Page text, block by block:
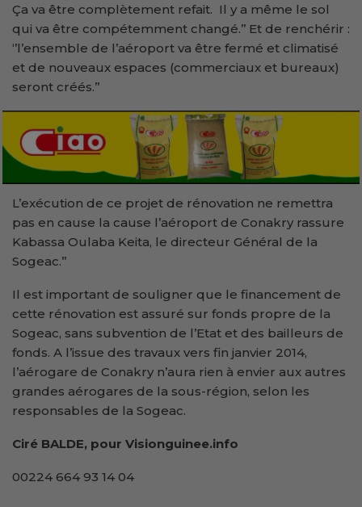
Ça va être complètement refait. Il y a même le sol
qui va être compétemment changé.’’ Et de renchérir :
‘’l’ensemble de l’aéroport va être fermé et climatisé
et de nouveaux espaces (commerciaux et bureaux)
seront créés.’’
L’exécution de ce projet de rénovation ne remettra
pas en cause la cause l’aéroport de Conakry rassure
Kabassa Oulaba Keita, le directeur Général de la
Sogeac.’’
Il est important de souligner que le financement de
cette rénovation est assuré sur fonds propre de la
Sogeac, sans subvention de l’Etat et des bailleurs de
fonds. A l’issue des travaux vers fin janvier 2014,
l’aérogare de Conakry n’aura rien à envier aux autres
grandes aérogares de la sous-région, selon les
responsables de la Sogeac.
Ciré BALDE, pour Visionguinee.info
00224 664 93 14 04